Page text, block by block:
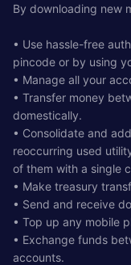
By downloading new
• Use hassle-free
pincode or by using
• Manage all your
• Transfer money
domestically.
• Consolidate and
reoccurring used
of them with a single
• Make treasury
• Send and receive
• Top up any mobile
• Exchange funds
accounts.